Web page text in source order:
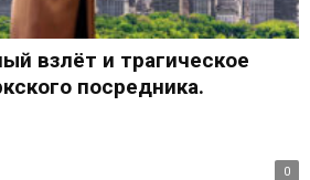
взлёт и трагическое
посредника.
0